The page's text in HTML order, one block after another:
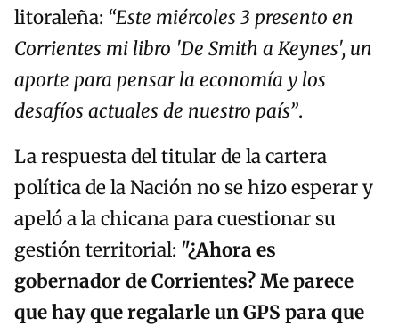
litoraleña: “Este miércoles 3 presento en
Corrientes mi libro 'De Smith a Keynes', un
aporte para pensar la economía y los
desafíos actuales de nuestro país”.
La respuesta del titular de la cartera
política de la Nación no se hizo esperar y
apeló a la chicana para cuestionar su
gestión territorial: "¿Ahora es
gobernador de Corrientes? Me parece
que hay que regalarle un GPS para que